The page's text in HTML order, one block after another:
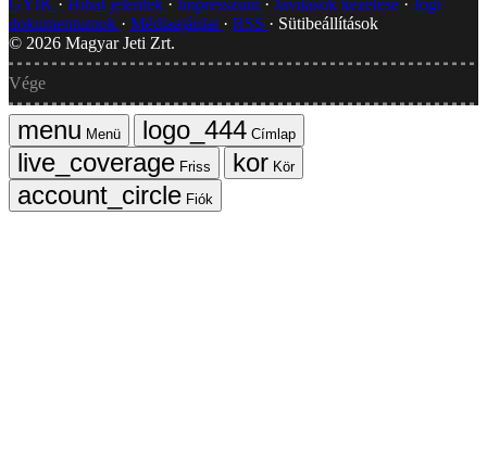
dokumentumok
Médiaajánlat RSS
Sütibeállítások
© 2026 Magyar Jeti Zrt.
Vége
Menü
Címlap
Friss
Kör
Fiók